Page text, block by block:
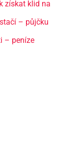
získat klid na
– půjčku
– peníze